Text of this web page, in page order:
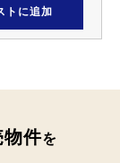
ト に追加
物件を